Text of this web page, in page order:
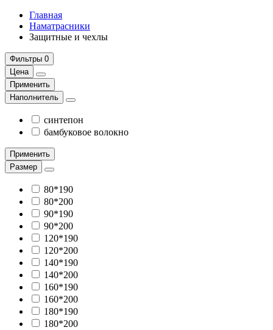
Главная
Наматрасники
Защитные и чехлы
Фильтры 0
Цена
Применить
Наполнитель
синтепон
бамбуковое волокно
Применить
Размер
80*190
80*200
90*190
90*200
120*190
120*200
140*190
140*200
160*190
160*200
180*190
180*200